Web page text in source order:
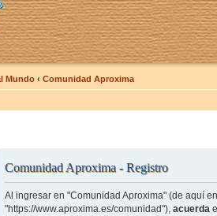
Mundo ‹ Comunidad Aproxima
Comunidad Aproxima - Registro
Al ingresar en "Comunidad Aproxima" (de aquí
"https://www.aproxima.es/comunidad"), acuerda